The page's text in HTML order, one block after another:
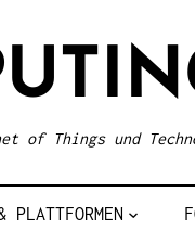
of Things und
PLATTFORMEN